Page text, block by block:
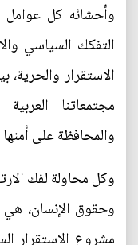
وأحشائه كل
التفكك السياسي
الاستقرار
مجتمعاتنا
والمحافظة على
وكل محاولة لفك
وحقوق الإنسان،